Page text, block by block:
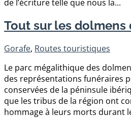
de l’écriture telle que nous la...
Tout sur les dolmens
Gorafe, Routes touristiques
Le parc mégalithique des
des représentations funéraires
conservées de la péninsule
que les tribus de la région ont
hommage à leurs morts durant